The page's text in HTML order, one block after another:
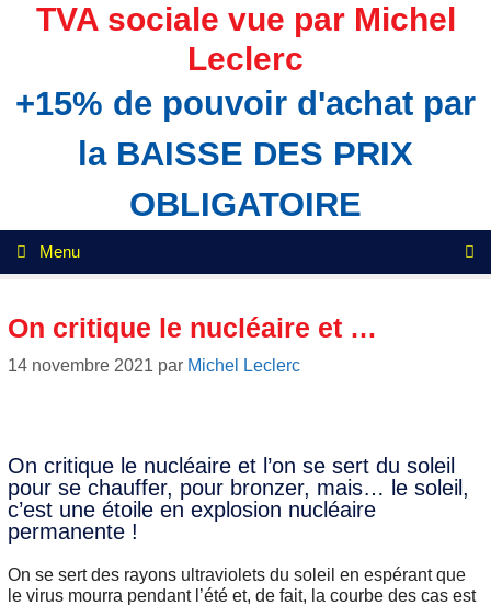
TVA sociale vue par Michel
Leclerc
+15% de pouvoir d'achat par
la BAISSE DES PRIX
OBLIGATOIRE
Menu
On critique le nucléaire et …
14 novembre 2021 par Michel Leclerc
On critique le nucléaire et l’on se sert du soleil
pour se chauffer, pour bronzer, mais… le soleil,
c’est une étoile en explosion nucléaire
permanente !
On se sert des rayons ultraviolets du soleil en espérant que
le virus mourra pendant l’été et, de fait, la courbe des cas est